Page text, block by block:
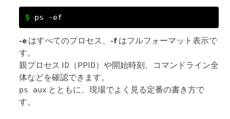
ps -ef
-eはすべてのプロセス、 -fはフルフォーマット表示で
す。
親プロセス ID（PPID）や開始時刻、コマンドライン全
体などを確認できます。
ps auxとともに、現場でよく見る定番の書き方で
す。